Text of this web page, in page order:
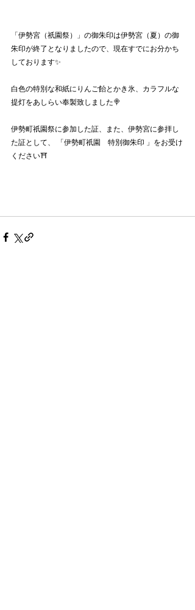
「伊勢宮（祇園祭）」の御朱印は伊勢宮（夏）の御
朱印が終了となりましたので、現在すでにお分かち
しております✨
白色の特別な和紙にりんご飴とかき氷、カラフルな
提灯をあしらい奉製致しました🍭
伊勢町祇園祭に参加した証、また、伊勢宮に参拝し
た証として、 「伊勢町祇園　特別御朱印 」をお受け
ください⛩️